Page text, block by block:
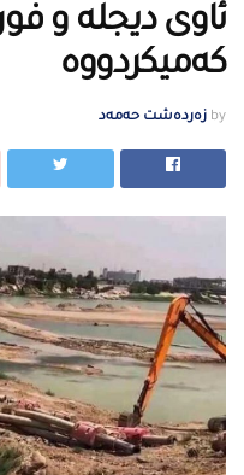
كەمیكردووە
by زەردەشت حەمەد